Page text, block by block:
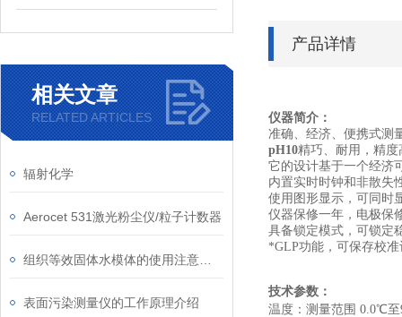
相关文章
RELATED ARTICLES
辐射化学
Aerocet 531激光粉尘仪/粒子计数器
表面污染测量仪的工作原理介绍
产品详情
仪器简介：
准确、经济、便携式测
pH10精巧、耐用，精度
它的设计基于一个经济
内置实时时钟和非散失
使用图形显示，可同时
仪器保修一年，电极保
具备锁定模式，可锁定
*GLP功能，可保存校
技术参数：
温度：测量范围 0.0℃至